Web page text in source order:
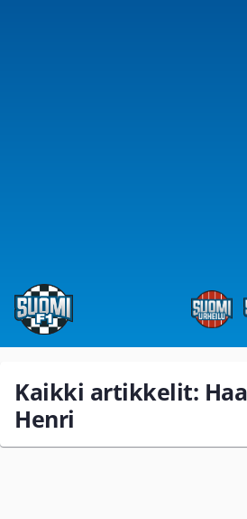
Kaikki artikkelit:
Henri